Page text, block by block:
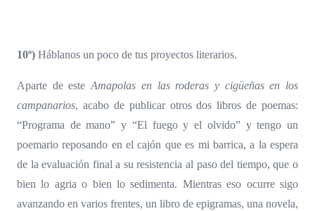
10º) Háblanos un poco de tus proyectos literarios.
Aparte de esteAmapolas en las roderas y cigüeñas en los
campanarios, acabo de publicar otros dos libros de poemas:
“Programa de mano” y “El fuego y el olvido” y tengo un
poemario reposando en el cajón que es mi barrica, a la espera
de la evaluación final a su resistencia al paso del tiempo, que o
bien lo agria o bien lo sedimenta. Mientras eso ocurre sigo
avanzando en varios frentes, un libro de epigramas, una novela,